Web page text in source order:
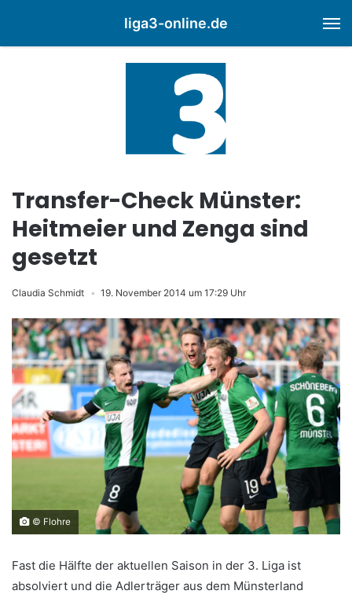
liga3-online.de
Transfer-Check Münster:
Heitmeier und Zenga sind
gesetzt
Claudia Schmidt 19. November 2014 um 17:29 Uhr
© Flohre
Fast die Hälfte der aktuellen Saison in der 3. Liga ist
absolviert und die Adlerträger aus dem Münsterland